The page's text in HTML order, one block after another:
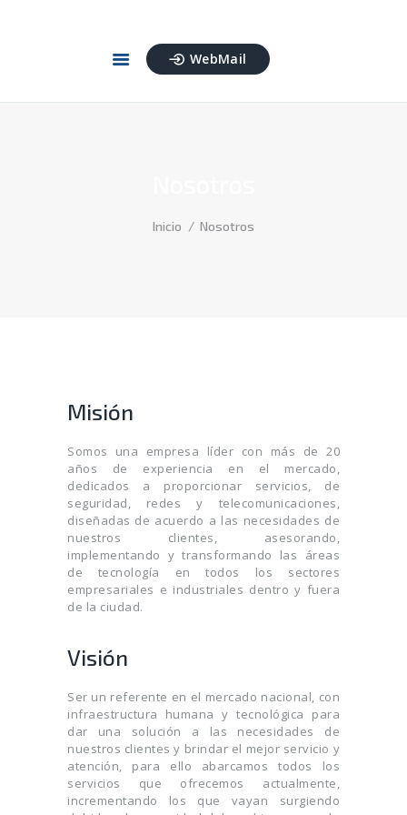
WebMail
Inicio Nosotros
INICIO
Misión
Somos una empresa líder con más de 20
años de experiencia en el mercado,
dedicados a proporcionar servicios, de
seguridad, redes y telecomunicaciones,
diseñadas de acuerdo a las necesidades de
nuestros clientes, asesorando,
implementando y transformando las áreas
de tecnología en todos los sectores
empresariales e industriales dentro y fuera
de la ciudad.
Visión
Ser un referente en el mercado nacional, con
infraestructura humana y tecnológica para
dar una solución a las necesidades de
nuestros clientes y brindar el mejor servicio y
atención, para ello abarcamos todos los
servicios que ofrecemos actualmente,
incrementando los que vayan surgiendo